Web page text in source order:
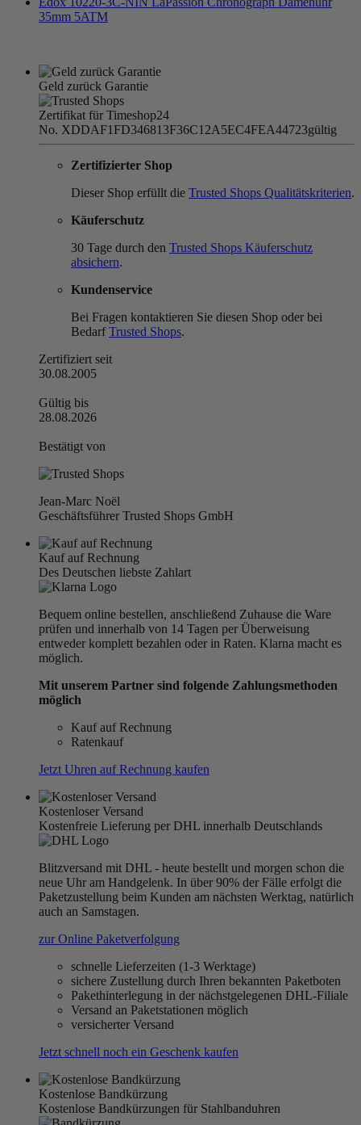
35mm 5ATM
Geld zurück Garantie
Zertifikat für Timeshop24
No. XDDAF1FD346813F36C12A5EC4FEA44723gültig
Zertifizierter Shop
Dieser Shop erfüllt die Trusted Shops Qualitätskriterien.
Käuferschutz
30 Tage durch den Trusted Shops Käuferschutz
absichern.
Kundenservice
Bei Fragen kontaktieren Sie diesen Shop oder bei
BedarfTrusted Shops.
Zertifiziert seit
30.08.2005
Gültig bis
28.08.2026
Bestätigt von
Jean-Marc Noël
Geschäftsführer Trusted Shops GmbH
Kauf auf Rechnung
Des Deutschen liebste Zahlart
Bequem online bestellen, anschließend Zuhause die Ware
prüfen und innerhalb von 14 Tagen per Überweisung
entweder komplett bezahlen oder in Raten. Klarna macht es
möglich.
Mit unserem Partner sind folgende Zahlungsmethoden
möglich
Kauf auf Rechnung
Ratenkauf
Jetzt Uhren auf Rechnung kaufen
Kostenloser Versand
Kostenfreie Lieferung per DHL innerhalb Deutschlands
Blitzversand mit DHL - heute bestellt und morgen schon die
neue Uhr am Handgelenk. In über 90% der Fälle erfolgt die
Paketzustellung beim Kunden am nächsten Werktag, natürlich
auch an Samstagen.
zur Online Paketverfolgung
schnelle Lieferzeiten (1-3 Werktage)
sichere Zustellung durch Ihren bekannten Paketboten
Pakethinterlegung in der nächstgelegenen DHL-Filiale
Versand an Paketstationen möglich
versicherter Versand
Jetzt schnell noch ein Geschenk kaufen
Kostenlose Bandkürzung
Kostenlose Bandkürzungen für Stahlbanduhren